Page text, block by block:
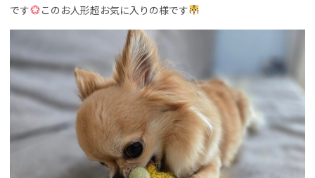
です
このお人形超お気に入りの様です